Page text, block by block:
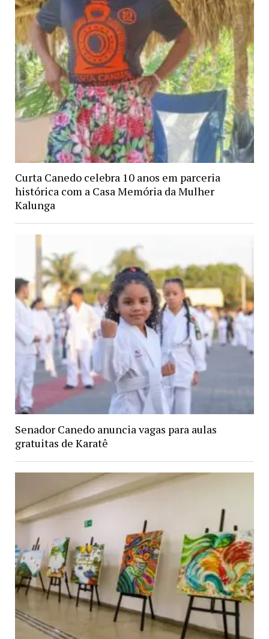
Curta Canedo celebra 10 anos em parceria
histórica com a Casa Memória da Mulher
Kalunga
Senador Canedo anuncia vagas para aulas
gratuitas de Karatê